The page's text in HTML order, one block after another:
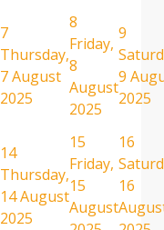
7
Thursday,
7 August
2025
8
Friday,
8
August
2025
9
9
2025
14
Thursday,
14 August
2025
15
Friday,
15
August
16
16